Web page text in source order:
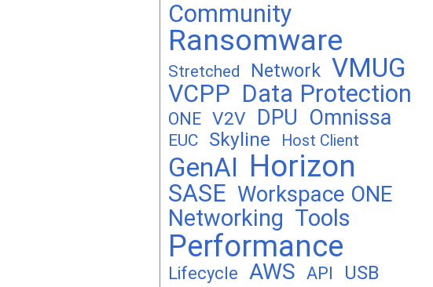
Community
Ransomware
Stretched Network VMUG
VCPP Data Protection
ONE V2V DPU Omnissa
EUC Skyline Host Client
GenAI Horizon
SASE Workspace ONE
Networking Tools
Performance
Lifecycle AWS API USB